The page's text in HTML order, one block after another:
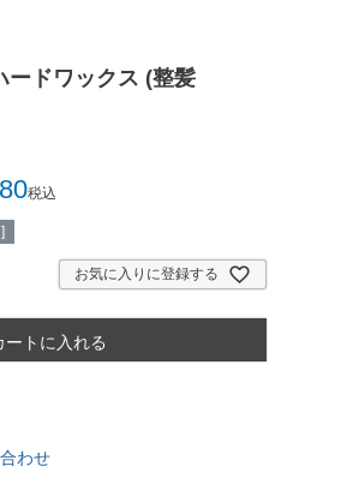
ードワックス (整髪
税込
お気に入りに登録する
ートに入れる
わせ